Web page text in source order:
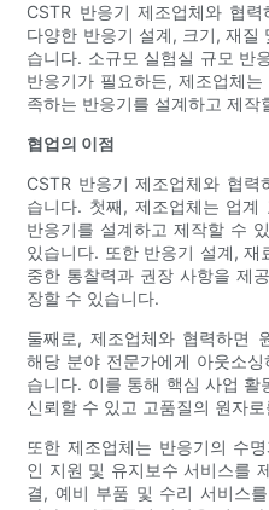
CSTR 반응기 제조업체와 협
다양한 반응기 설계, 크기, 재질
습니다. 소규모 실험실 규모 반
반응기가 필요하든, 제조업체
족하는 반응기를 설계하고 제작
협업의 이점
CSTR 반응기 제조업체와 협
습니다. 첫째, 제조업체는 업
반응기를 설계하고 제작할 수
있습니다. 또한 반응기 설계,
중한 통찰력과 권장 사항을 제
장할 수 있습니다.
둘째로, 제조업체와 협력하면
해당 분야 전문가에게 아웃소
습니다. 이를 통해 핵심 사업 활
신뢰할 수 있고 고품질의 원자
또한 제조업체는 반응기의 수
인 지원 및 유지보수 서비스를
결, 예비 부품 및 수리 서비스